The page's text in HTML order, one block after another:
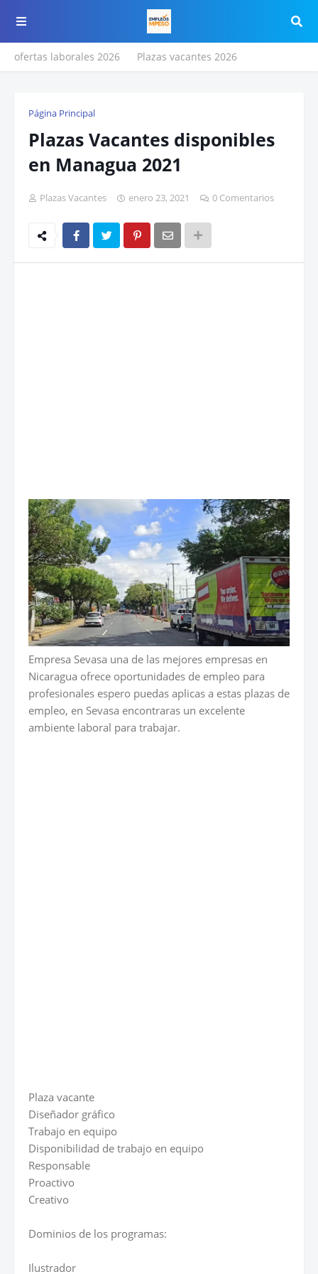
ofertas laborales 2026 Plazas vacantes 2026
Página Principal
Plazas Vacantes disponibles
en Managua 2021
Plazas Vacantes enero 23, 2021 0 Comentarios
Empresa Sevasa una de las mejores empresas en
Nicaragua ofrece oportunidades de empleo para
profesionales espero puedas aplicas a estas plazas de
empleo, en Sevasa encontraras un excelente
ambiente laboral para trabajar.
Plaza vacante
Diseñador gráfico
Trabajo en equipo
Disponibilidad de trabajo en equipo
Responsable
Proactivo
Creativo
Dominios de los programas:
Ilustrador